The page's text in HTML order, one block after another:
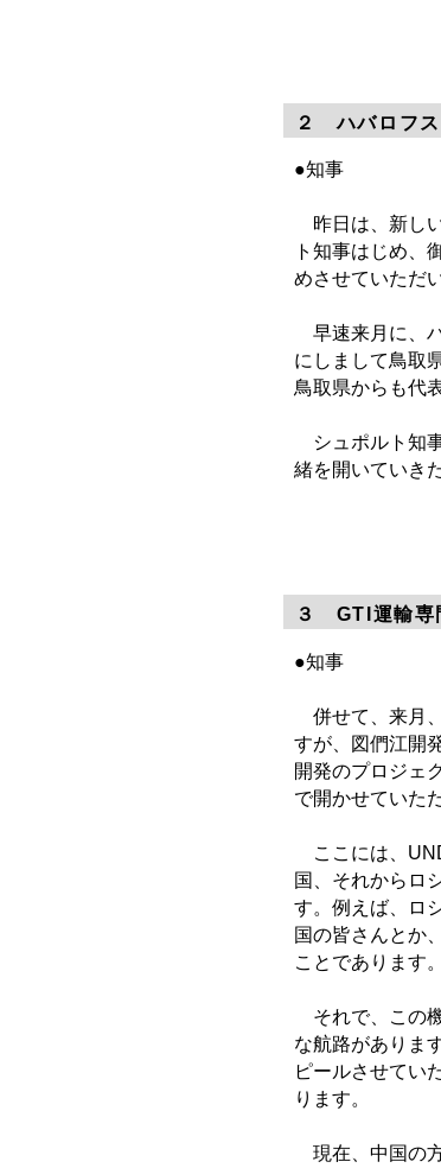
２ ハバロフス
●知事
昨日は、新し
ト知事はじめ、
めさせていただ
早速来月に、
にしまして鳥取
鳥取県からも代
シュポルト知
緒を開いていき
３ GTI運輸専
●知事
併せて、来月
すが、図們江開
開発のプロジェ
で開かせていた
ここには、
国、それからロ
す。例えば、ロ
国の皆さんとか
ことであります。
それで、この
な航路がありま
ピールさせてい
ります。
現在、中国の